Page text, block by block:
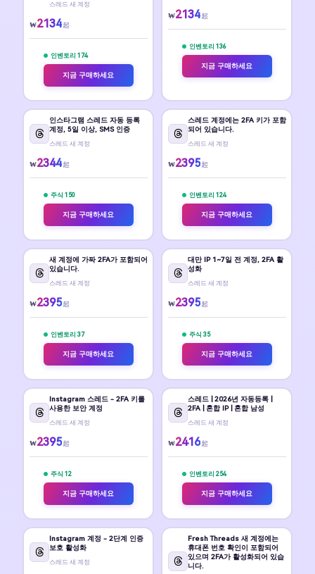
스레드 새 계정
₩2134 起
인벤토리 174
지금 구매하세요
₩2134 起
인벤토리 136
지금 구매하세요
인스타그램 스레드 자동 등록
계정, 5일 이상, SMS 인증
스레드 새 계정
₩2344 起
주식 150
지금 구매하세요
스레드 계정에는 2FA 키가 포함
되어 있습니다.
스레드 새 계정
₩2395 起
인벤토리 124
지금 구매하세요
새 계정에 가짜 2FA가 포함되어
있습니다.
스레드 새 계정
₩2395 起
인벤토리 37
지금 구매하세요
대만 IP 1~7일 전 계정, 2FA 활
성화
스레드 새 계정
₩2395 起
주식 35
지금 구매하세요
Instagram 스레드 - 2FA 키를
사용한 보안 계정
스레드 새 계정
₩2395 起
주식 12
지금 구매하세요
스레드 | 2026년 자동등록 |
2FA | 혼합 IP | 혼합 남성
스레드 새 계정
₩2416 起
인벤토리 254
지금 구매하세요
Instagram 계정 - 2단계 인증
보호 활성화
스레드 새 계정
Fresh Threads 새 계정에는
휴대폰 번호 확인이 포함되어
있으며 2FA가 활성화되어 있습
니다.